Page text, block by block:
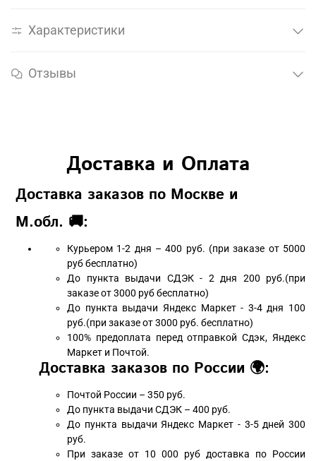
Характеристики
Отзывы
Доставка и Оплата
Доставка заказов по Москве и
М.обл. 🚚:
Курьером 1-2 дня – 400 руб. (при заказе от 5000
руб бесплатно)
До пункта выдачи СДЭК - 2 дня 200 руб.(при
заказе от 3000 руб бесплатно)
До пункта выдачи Яндекс Маркет - 3-4 дня 100
руб.(при заказе от 3000 руб. бесплатно)
100% предоплата перед отправкой Сдэк, Яндекс
Маркет и Почтой.
Доставка заказов по России 🌍:
Почтой России – 350 руб.
До пункта выдачи СДЭК – 400 руб.
До пункта выдачи Яндекс Маркет - 3-5 дней 300
руб.
При заказе от 10 000 руб доставка по России